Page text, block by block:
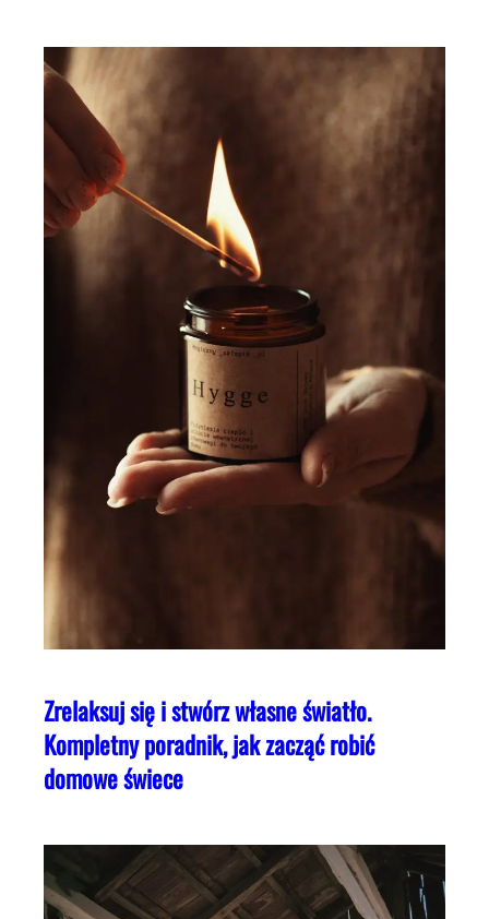
Zrelaksuj się i stwórz własne światło.
Kompletny poradnik, jak zacząć robić
domowe świece